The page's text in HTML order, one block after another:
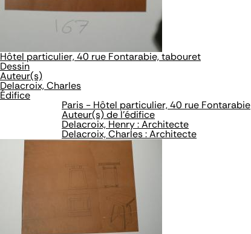
Hôtel particulier, 40 rue Fontarabie, tabouret
Dessin
Auteur(s)
Delacroix, Charles
Édifice
Paris - Hôtel particulier, 40 rue Fontarabie
Auteur(s) de l'édifice
Delacroix, Henry : Architecte
Delacroix, Charles : Architecte